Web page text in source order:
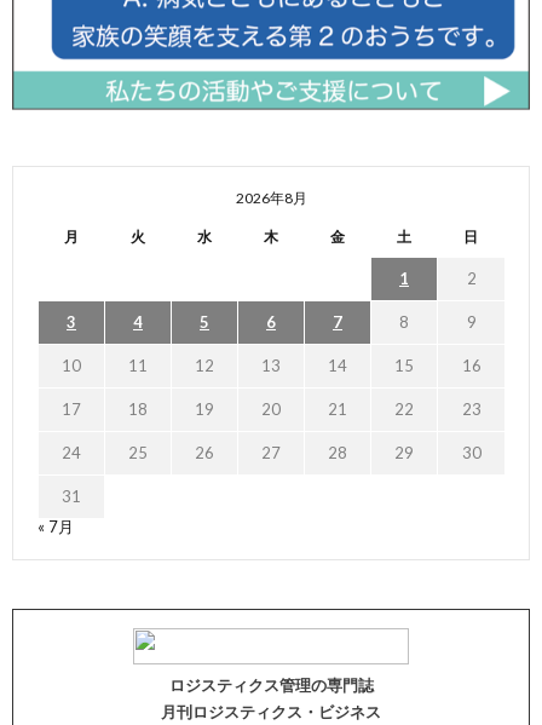
2026年8月
月 火 水 木 金 土 日
1 2
3 4 5 6 7 8 9
10 11 12 13 14 15 16
17 18 19 20 21 22 23
24 25 26 27 28 29 30
31
« 7月
ロジスティクス管理の専門誌
月刊ロジスティクス・ビジネス